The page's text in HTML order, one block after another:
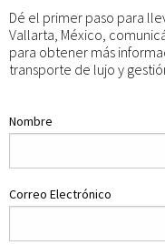
Dé el primer paso para
Vallarta, México,
para obtener más
transporte de lujo y
Nombre
Correo Electrónico